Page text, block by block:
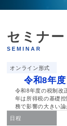
セミナー
SEMINAR
オンライン形式
令和8年
令和8年度の税制改
年は所得税の基礎
務で影響の大きい
日程